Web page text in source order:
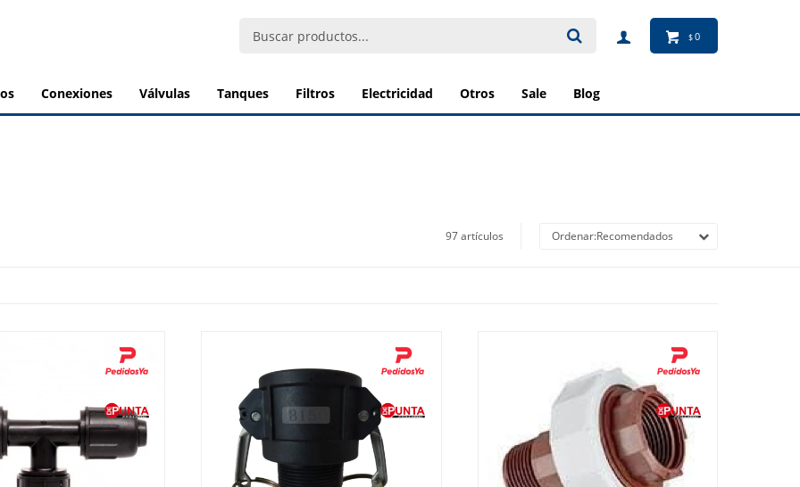
conexiones válvulas tanques filtros electricidad otros sale blog
$0
97 artículos Recomendados